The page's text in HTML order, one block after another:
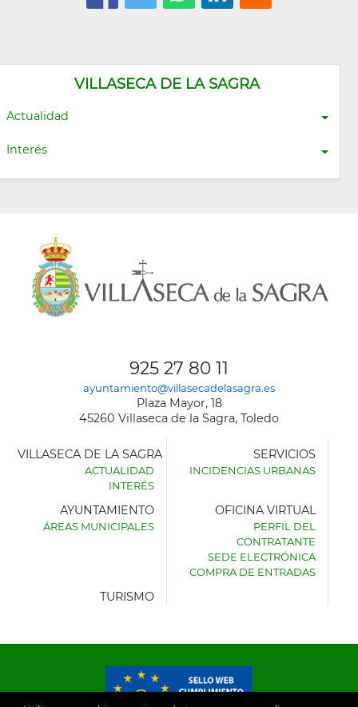
VILLASECA DE LA SAGRA
Actualidad
Interés
925 27 80 11
ayuntamiento@villasecadelasagra.es
Plaza Mayor, 18
45260 Villaseca de la Sagra, Toledo
AYUNTAMIENTO
VILLASECA DE LA SAGRA
ACTUALIDAD
INTERÉS
SERVICIOS
INCIDENCIAS URBANAS
AYUNTAMIENTO
ÁREAS MUNICIPALES
OFICINA VIRTUAL
PERFIL DEL
CONTRATANTE
SEDE ELECTRÓNICA
COMPRA DE ENTRADAS
TURISMO